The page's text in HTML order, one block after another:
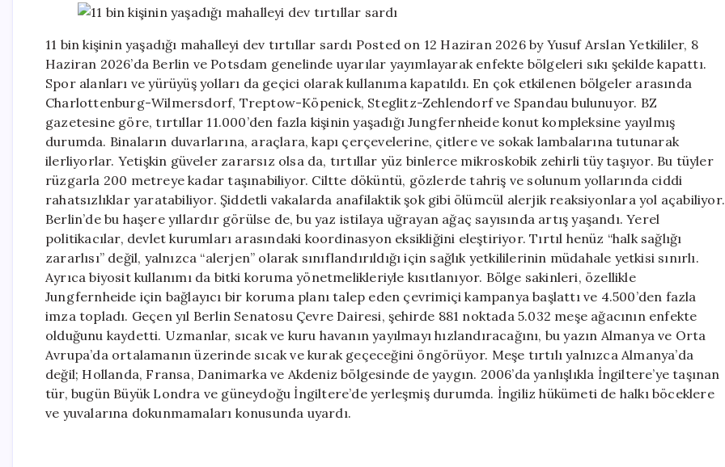
tırtıllar
sardı
için
11 bin kişinin yaşadığı mahalleyi dev tırtıllar sardı Posted on 12 Haziran 2026 by Yusuf Arslan Yetkililer, 8
Haziran 2026’da Berlin ve Potsdam genelinde uyarılar yayımlayarak enfekte bölgeleri sıkı şekilde kapattı.
Spor alanları ve yürüyüş yolları da geçici olarak kullanıma kapatıldı. En çok etkilenen bölgeler arasında
Charlottenburg-Wilmersdorf, Treptow-Köpenick, Steglitz-Zehlendorf ve Spandau bulunuyor. BZ
gazetesine göre, tırtıllar 11.000’den fazla kişinin yaşadığı Jungfernheide konut kompleksine yayılmış
durumda. Binaların duvarlarına, araçlara, kapı çerçevelerine, çitlere ve sokak lambalarına tutunarak
ilerliyorlar. Yetişkin güveler zararsız olsa da, tırtıllar yüz binlerce mikroskobik zehirli tüy taşıyor. Bu tüyler
rüzgarla 200 metreye kadar taşınabiliyor. Ciltte döküntü, gözlerde tahriş ve solunum yollarında ciddi
rahatsızlıklar yaratabiliyor. Şiddetli vakalarda anafilaktik şok gibi ölümcül alerjik reaksiyonlara yol açabiliyor.
Berlin’de bu haşere yıllardır görülse de, bu yaz istilaya uğrayan ağaç sayısında artış yaşandı. Yerel
politikacılar, devlet kurumları arasındaki koordinasyon eksikliğini eleştiriyor. Tırtıl henüz “halk sağlığı
zararlısı” değil, yalnızca “alerjen” olarak sınıflandırıldığı için sağlık yetkililerinin müdahale yetkisi sınırlı.
Ayrıca biyosit kullanımı da bitki koruma yönetmelikleriyle kısıtlanıyor. Bölge sakinleri, özellikle
Jungfernheide için bağlayıcı bir koruma planı talep eden çevrimiçi kampanya başlattı ve 4.500’den fazla
imza topladı. Geçen yıl Berlin Senatosu Çevre Dairesi, şehirde 881 noktada 5.032 meşe ağacının enfekte
olduğunu kaydetti. Uzmanlar, sıcak ve kuru havanın yayılmayı hızlandıracağını, bu yazın Almanya ve Orta
Avrupa’da ortalamanın üzerinde sıcak ve kurak geçeceğini öngörüyor. Meşe tırtılı yalnızca Almanya’da
değil; Hollanda, Fransa, Danimarka ve Akdeniz bölgesinde de yaygın. 2006’da yanlışlıkla İngiltere’ye taşınan
tür, bugün Büyük Londra ve güneydoğu İngiltere’de yerleşmiş durumda. İngiliz hükümeti de halkı böceklere
ve yuvalarına dokunmamaları konusunda uyardı.